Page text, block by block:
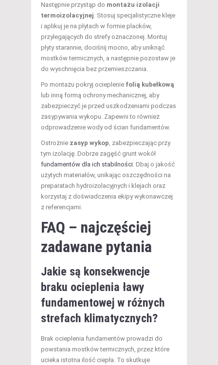
Następnie przystąp do montażu izolacji
termoizolacyjnej . Stosuj specjalistyczne kleje
i aplikuj je na płytach w formie placków,
przylegających do strefy oznaczonej. Montuj
płyty starannie, dociśnij mocno, aby uniknąć
mostków termicznych, a następnie pozostaw je
do wyschnięcia bez przemieszczania.
Po montażu pokryj ocieplenie folią kubełkową
lub inną formą ochrony mechanicznej, aby
zabezpieczyć je przed uszkodzeniami podczas
zasypywania wykopu. Zapewni to również
odprowadzenie wody od ścian fundamentów.
Ostrożnie zasyp wykop , zabezpieczając przy
tym izolację. Dobrze zagęść grunt wokół
fundamentów dla ich stabilności . Dbaj o jakość
użytych materiałów, unikając oszczędności na
preparatach hydroizolacyjnych i klejach oraz
korzystaj z doświadczenia ekipy wykonawczej
z referencjami.
FAQ – najczęściej
zadawane pytania
Jakie są konsekwencje
braku ocieplenia ławy
fundamentowej w różnych
strefach klimatycznych?
Brak ocieplenia fundamentów prowadzi do
powstania mostków termicznych, przez które
ucieka istotna ilość ciepła. To skutkuje